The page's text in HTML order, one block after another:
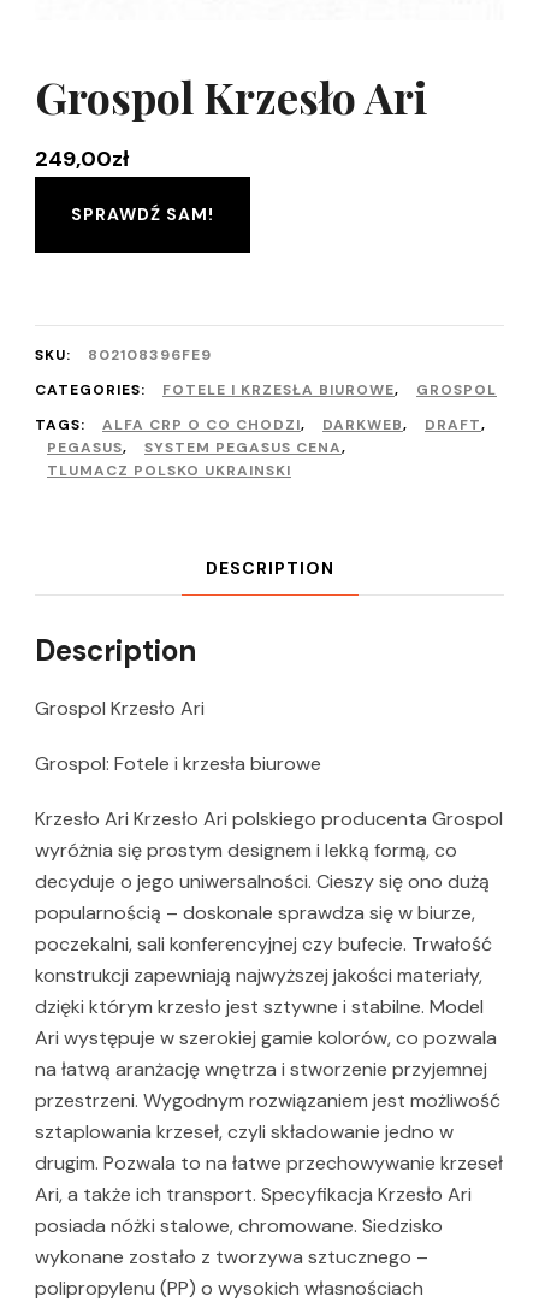
Grospol Krzesło Ari
249,00zł
SPRAWDŹ SAM!
SKU:
802108396FE9
CATEGORIES:
FOTELE I KRZESŁA BIUROWE,
GROSPOL
TAGS:
ALFA CRP O CO CHODZI, DARKWEB, DRAFT,
PEGASUS, SYSTEM PEGASUS CENA,
TLUMACZ POLSKO UKRAINSKI
DESCRIPTION
Description
Grospol Krzesło Ari
Grospol: Fotele i krzesła biurowe
Krzesło Ari Krzesło Ari polskiego producenta Grospol
wyróżnia się prostym designem i lekką formą, co
decyduje o jego uniwersalności. Cieszy się ono dużą
popularnością – doskonale sprawdza się w biurze,
poczekalni, sali konferencyjnej czy bufecie. Trwałość
konstrukcji zapewniają najwyższej jakości materiały,
dzięki którym krzesło jest sztywne i stabilne. Model
Ari występuje w szerokiej gamie kolorów, co pozwala
na łatwą aranżację wnętrza i stworzenie przyjemnej
przestrzeni. Wygodnym rozwiązaniem jest możliwość
sztaplowania krzeseł, czyli składowanie jedno w
drugim. Pozwala to na łatwe przechowywanie krzeseł
Ari, a także ich transport. Specyfikacja Krzesło Ari
posiada nóżki stalowe, chromowane. Siedzisko
wykonane zostało z tworzywa sztucznego –
polipropylenu (PP) o wysokich własnościach